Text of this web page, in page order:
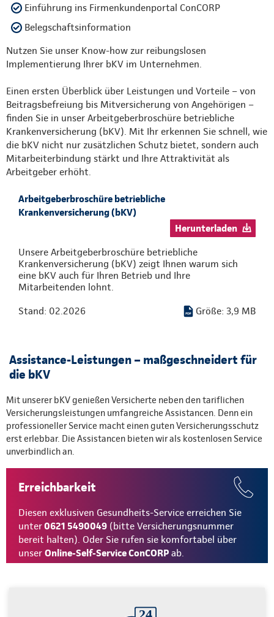
Einführung ins Firmenkundenportal ConCORP
Belegschaftsinformation
Nutzen Sie unser Know-how zur reibungslosen
Implementierung Ihrer bKV im Unternehmen.
Einen ersten Überblick über Leistungen und Vorteile – von
Beitragsbefreiung bis Mitversicherung von Angehörigen –
finden Sie in unser Arbeitgeberbroschüre betriebliche
Krankenversicherung (bKV). Mit Ihr erkennen Sie schnell, wie
die bKV nicht nur zusätzlichen Schutz bietet, sondern auch
Mitarbeiterbindung stärkt und Ihre Attraktivität als
Arbeitgeber erhöht.
Arbeitgeberbroschüre betriebliche
Krankenversicherung (bKV)
Herunterladen
Unsere Arbeitgeberbroschüre betriebliche
Krankenversicherung (bKV) zeigt Ihnen warum sich
eine bKV auch für Ihren Betrieb und Ihre
Mitarbeitenden lohnt.
Stand: 02.2026 Größe: 3,9 MB
Assistance-Leistungen – maßgeschneidert für
die bKV
Mit unserer bKV genießen Versicherte neben den tariflichen
Versicherungsleistungen umfangreiche Assistancen. Denn ein
professioneller Service macht einen guten Versicherungsschutz
erst erlebbar. Die Assistancen bieten wir als kostenlosen Service
unverbindlich an.
Erreichbarkeit
Diesen exklusiven Gesundheits-Service erreichen Sie
unter0621 5490049 (bitte Versicherungsnummer
bereit halten). Oder Sie rufen sie komfortabel über
unser Online-Self-Service ConCORP ab.